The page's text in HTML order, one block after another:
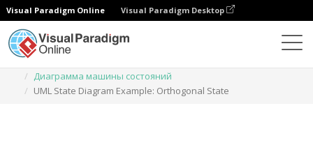
Visual Paradigm Online Visual Paradigm Desktop
Диаграмма машины состояний
UML State Diagram Example: Orthogonal State